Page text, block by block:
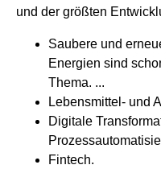
und der größten
Saubere und
Energien sind
Thema. ...
Lebensmittel- und
Digitale
Fintech.